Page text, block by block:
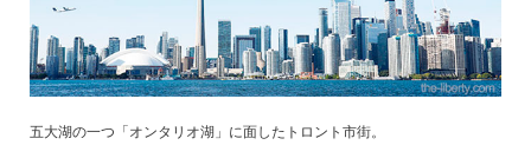
五大湖の一つ「オンタリオ湖」に面したトロント市街。